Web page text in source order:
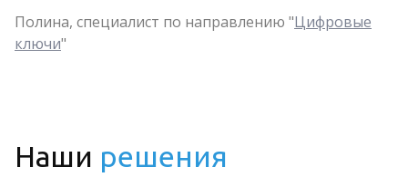
Полина, специалист по направлению "Цифровые
ключи"
Наши решения